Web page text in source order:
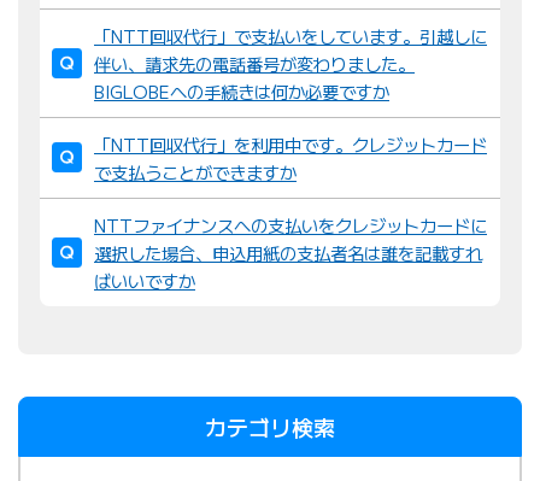
「NTT回収代行」で支払いをしています。引越しに
伴い、請求先の電話番号が変わりました。
BIGLOBEへの手続きは何か必要ですか
「NTT回収代行」を利用中です。クレジットカード
で支払うことができますか
NTTファイナンスへの支払いをクレジットカードに
選択した場合、申込用紙の支払者名は誰を記載すれ
ばいいですか
カテゴリ検索